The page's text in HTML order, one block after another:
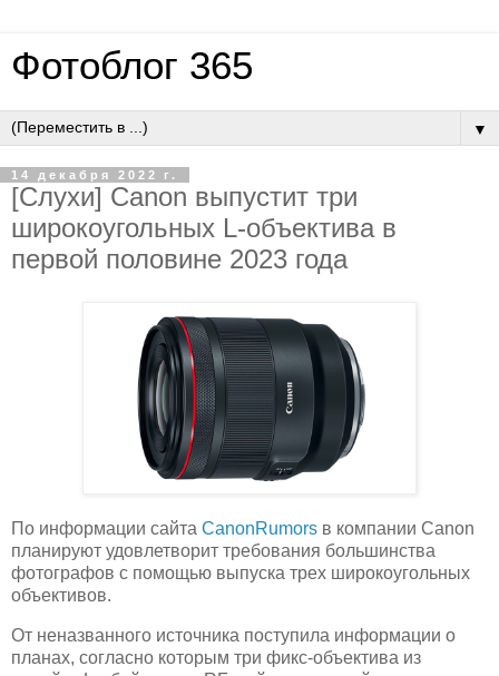
Фотоблог 365
▼
14 декабря 2022 г.
[Слухи] Canon выпустит три
широкоугольных L-объектива в
первой половине 2023 года
По информации сайта CanonRumors в компании Canon
планируют удовлетворит требования большинства
фотографов с помощью выпуска трех широкоугольных
объективов.
От неназванного источника поступила информации о
планах, согласно которым три фикс-объектива из